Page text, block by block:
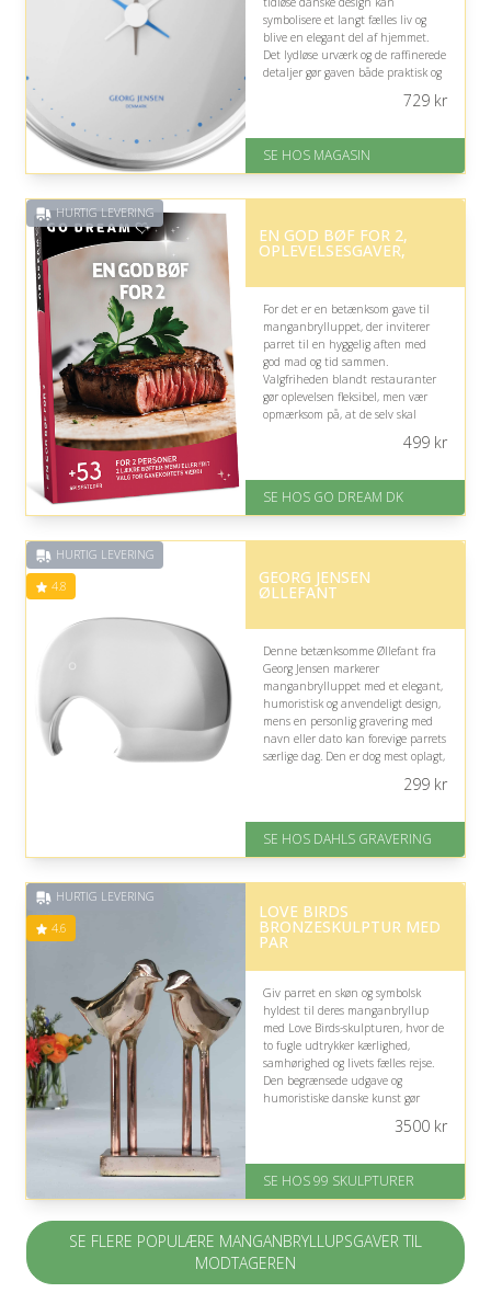
symbolisere et langt fælles liv og
blive en elegant del af hjemmet.
Det lydløse urværk og de raffinerede
detaljer gør gaven både praktisk og
God Trustpilot rating på 4.1 ud
729kr
SE HOS MAGASIN
HURTIG LEVERING
EN GOD BØF FOR 2,
OPLEVELSESGAVER,
For det er en betænksom gave til
manganbrylluppet, der inviterer
parret til en hyggelig aften med
god mad og tid sammen.
Valgfriheden blandt restauranter
gør oplevelsen fleksibel, men vær
opmærksom på, at de selv skal
På lager
Levering: E-gavekort kan leveres
499kr
SE HOS GO DREAM DK
HURTIG LEVERING
4.8 GEORG JENSEN
ØLLEFANT
Denne betænksomme Øllefant fra
Georg Jensen markerer
manganbrylluppet med et elegant,
humoristisk og anvendeligt design,
mens en personlig gravering med
navn eller dato kan forevige parrets
særlige dag. Den er dog mest oplagt,
På lager
Levering: 2-3 dage
på 4.8 ud af 5
299kr
SE HOS DAHLS GRAVERING
HURTIG LEVERING
4.6
LOVE BIRDS
BRONZESKULPTUR MED
PAR
Giv parret en skøn og symbolsk
hyldest til deres manganbryllup
med Love Birds-skulpturen, hvor de
to fugle udtrykker kærlighed,
samhørighed og livets fælles rejse.
Den begrænsede udgave og
humoristiske danske kunst gør
På lager
Levering: 1-2 dage
Fremragende Trustpilot rating
på 4.6 ud af 5
3500kr
SE HOS 99 SKULPTURER
SE FLERE POPULÆRE MANGANBRYLLUPSGAVER TIL
MODTAGEREN